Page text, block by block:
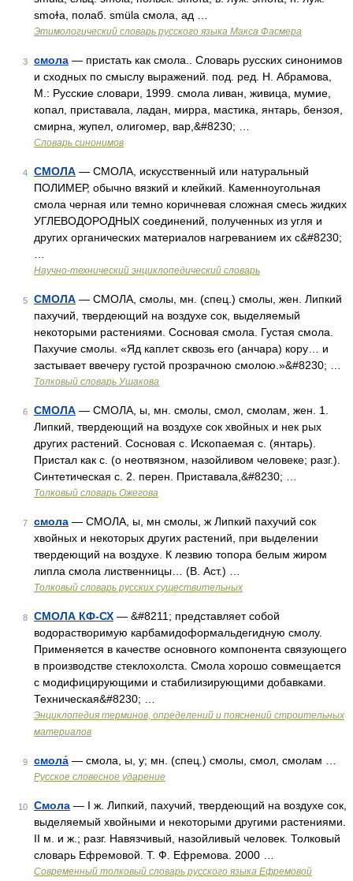
smoɫa, полаб. smülа смола, ад …
Этимологический словарь русского языка Макса Фасмера
3 смола — пристать как смола.. Словарь русских синонимов
и сходных по смыслу выражений. под. ред. Н. Абрамова,
М.: Русские словари, 1999. смола ливан, живица, мумие,
копал, приставала, ладан, мирра, мастика, янтарь, бензоя,
смирна, жупел, олигомер, вар,&#8230; …
Словарь синонимов
4 СМОЛА — СМОЛА, искусственный или натуральный
ПОЛИМЕР, обычно вязкий и клейкий. Каменноугольная
смола черная или темно коричневая сложная смесь жидких
УГЛЕВОДОРОДНЫХ соединений, полученных из угля и
других органических материалов нагреванием их с&#8230;
Научно-технический энциклопедический словарь
5 СМОЛА — СМОЛА, смолы, мн. (спец.) смолы, жен. Липкий
пахучий, твердеющий на воздухе сок, выделяемый
некоторыми растениями. Сосновая смола. Густая смола.
Пахучие смолы. «Яд каплет сквозь его (анчара) кору… и
застывает ввечеру густой прозрачною смолою.»&#8230; …
Толковый словарь Ушакова
6 СМОЛА — СМОЛА, ы, мн. смолы, смол, смолам, жен. 1.
Липкий, твердеющий на воздухе сок хвойных и нек рых
других растений. Сосновая с. Ископаемая с. (янтарь).
Пристал как с. (о неотвязном, назойливом человеке; разг.).
Синтетическая с. 2. перен. Приставала,&#8230; …
Толковый словарь Ожегова
7 смола — СМОЛА, ы, мн смолы, ж Липкий пахучий сок
хвойных и некоторых других растений, при выделении
твердеющий на воздухе. К лезвию топора белым жиром
липла смола лиственницы… (В. Аст.) …
Толковый словарь русских существительных
8 СМОЛА КФ-СХ — &#8211; представляет собой
водорастворимую карбамидоформальдегидную смолу.
Применяется в качестве основного компонента связующего
в производстве стеклохолста. Смола хорошо совмещается
с модифицирующими и стабилизирующими добавками.
Техническая&#8230; …
Энциклопедия терминов, определений и пояснений строительных
материалов
9 смола́ — смола, ы, у; мн. (спец.) смолы, смол, смолам …
Русское словесное ударение
10 Смола — I ж. Липкий, пахучий, твердеющий на воздухе сок,
выделяемый хвойными и некоторыми другими растениями.
II м. и ж.; разг. Навязчивый, назойливый человек. Толковый
словарь Ефремовой. Т. Ф. Ефремова. 2000 …
Современный толковый словарь русского языка Ефремовой